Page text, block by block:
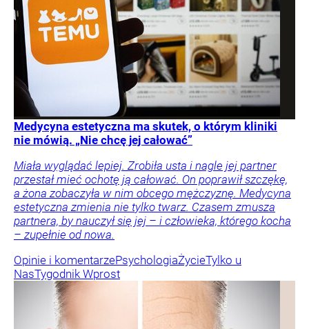
Medycyna estetyczna ma skutek, o którym kliniki
nie mówią. „Nie chcę jej całować”
Miała wyglądać lepiej. Zrobiła usta i nagle jej partner
przestał mieć ochotę ją całować. On poprawił szczękę,
a żona zobaczyła w nim obcego mężczyznę. Medycyna
estetyczna zmienia nie tylko twarz. Czasem zmusza
partnera, by nauczył się jej – i człowieka, którego kocha
– zupełnie od nowa.
Opinie i komentarzePsychologiaŻycieTylko u
NasTygodnik Wprost